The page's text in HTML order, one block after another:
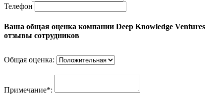
Телефон
Ваша общая оценка компании Deep Knowledge Ventures
отзывы сотрудников
Общая оценка:
Примечание*: